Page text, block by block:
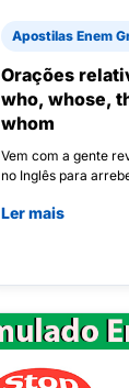
Apostilas Enem
Orações
who, whose,
whom
Vem com a gente
no Inglês para
Ler mais